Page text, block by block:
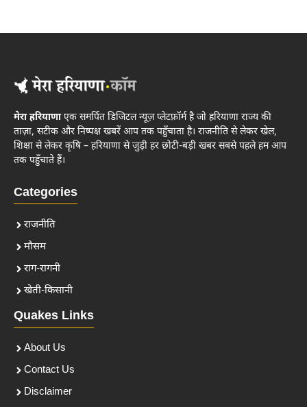
मेरा हरियाणाएक समर्पित डिजिटल न्यूज़ प्लेटफ़ॉर्म है जो हरियाणा राज्य की
ताज़ा, सटीक और निष्पक्ष खबरें आप तक पहुँचाता है। राजनीति से लेकर खेल,
शिक्षा से लेकर कृषि – हरियाणा से जुड़ी हर छोटी-बड़ी खबर सबसे पहले हम आप
तक पहुँचाते हैं।
Categories
राजनीति
मौसम
राग-रागनी
खेती-किसानी
Quakes Links
About Us
Contact Us
Disclaimer